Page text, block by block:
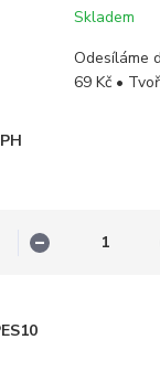
Skladem
Odesíláme
69 Kč •